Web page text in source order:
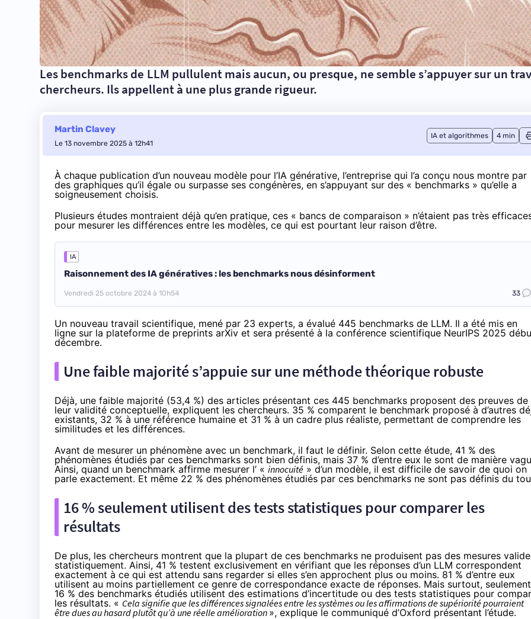
Les benchmarks de LLM pullulent mais aucun, ou presque, ne semble s’appuyer sur un
chercheurs. Ils appellent à une plus grande rigueur.
Martin Clavey
Le 13 novembre 2025 à 12h41
IA et algorithmes 4 min
À chaque publication d’un nouveau modèle pour l’IA générative, l’entreprise qui l’a conçu nous montre par
des graphiques qu’il égale ou surpasse ses congénères, en s’appuyant sur des « benchmarks » qu’elle a
soigneusement choisis.
Plusieurs études montraient déjà qu’en pratique, ces « bancs de comparaison » n’étaient pas très
pour mesurer les différences entre les modèles, ce qui est pourtant leur raison d’être.
IA
Raisonnement des IA génératives : les benchmarks nous désinforment
Vendredi 25 octobre 2024 à 10h54 33
Un nouveau travail scientifique, mené par 23 experts, a évalué 445 benchmarks de LLM. Il a été mis en
ligne sur la plateforme de preprints arXiv et sera présenté à la conférence scientifique NeurIPS 2025
décembre.
Une faible majorité s’appuie sur une méthode théorique robuste
Déjà, une faible majorité (53,4 %) des articles présentant ces 445 benchmarks proposent des preuves de
leur validité conceptuelle, expliquent les chercheurs. 35 % comparent le benchmark proposé à d’autres
existants, 32 % à une référence humaine et 31 % à un cadre plus réaliste, permettant de comprendre les
similitudes et les différences.
Avant de mesurer un phénomène avec un benchmark, il faut le définir. Selon cette étude, 41 % des
phénomènes étudiés par ces benchmarks sont bien définis, mais 37 % d’entre eux le sont de manière
Ainsi, quand un benchmark affirme mesurer l’ « innocuité » d’un modèle, il est difficile de savoir de quoi on
parle exactement. Et même 22 % des phénomènes étudiés par ces benchmarks ne sont pas définis du
16 % seulement utilisent des tests statistiques pour comparer les
résultats
De plus, les chercheurs montrent que la plupart de ces benchmarks ne produisent pas des mesures
statistiquement. Ainsi, 41 % testent exclusivement en vérifiant que les réponses d’un LLM correspondent
exactement à ce qui est attendu sans regarder si elles s’en approchent plus ou moins. 81 % d’entre eux
utilisent au moins partiellement ce genre de correspondance exacte de réponses. Mais surtout, seulement
16 % des benchmarks étudiés utilisent des estimations d’incertitude ou des tests statistiques pour
les résultats. « Cela signifie que les différences signalées entre les systèmes ou les affirmations de supériorité pourraient
être dues au hasard plutôt qu’à une réelle amélioration », explique le communiqué d’Oxford présentant l’étude.